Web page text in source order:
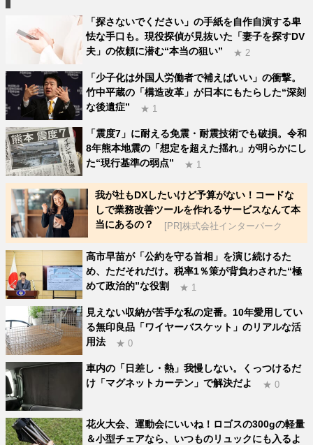
「探さないでください」の手紙を自作自演する卑
怯な手口も。現役探偵が見抜いた「妻子を探すDV
夫」の依頼に潜む“本当の狙い”
★ 2
「少子化は外国人労働者で補えばいい」の衝撃。
竹中平蔵の「構造改革」が日本にもたらした“深刻
な後遺症”
★ 1
「震度7」に耐える免震・耐震技術でも破損。令和
8年熊本地震の「想定を超えた揺れ」が明らかにし
た“現行基準の弱点”
★ 1
我が社もDXしたいけど予算がない！コードな
しで業務改善ツールを作れるサービスなんて本
当にあるの？
[PR]株式会社インターパーク
高市早苗が「公約を守る首相」を演じ続けるた
め、ただそれだけ。税率1％策が背負わされた“極
めて政治的”な役割
★ 1
見えない収納が苦手な私の定番。10年愛用してい
る無印良品「ワイヤーバスケット」のリアルな活
用法
★ 0
車内の「日差し・熱」我慢しない。くっつけるだ
け「マグネットカーテン」で解決だよ
★ 0
花火大会、運動会にいいね！ロゴスの300gの軽量
＆小型チェアなら、いつものリュックにも入るよ